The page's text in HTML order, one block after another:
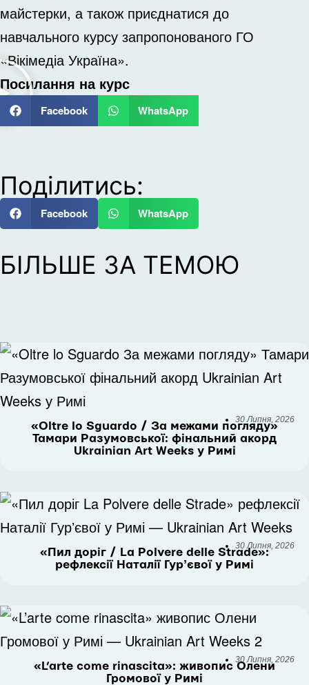
майстерки, а також приєднатися до
навчального курсу запропонованого ГО
«Вікімедіа Україна».
Посилання на курс
Facebook WhatsApp
Поділитись:
Facebook WhatsApp
БІЛЬШЕ ЗА ТЕМОЮ
30 Липня, 2026
«Oltre lo Sguardo / За межами погляду»
Тамари Разумовської: фінальний акорд
Ukrainian Art Weeks у Римі
30 Липня, 2026
«Пил доріг / La Polvere delle Strade»:
рефлексії Наталії Гурʼєвої у Римі
30 Липня, 2026
«L’arte come rinascita»: живопис Олени
Громової у Римі